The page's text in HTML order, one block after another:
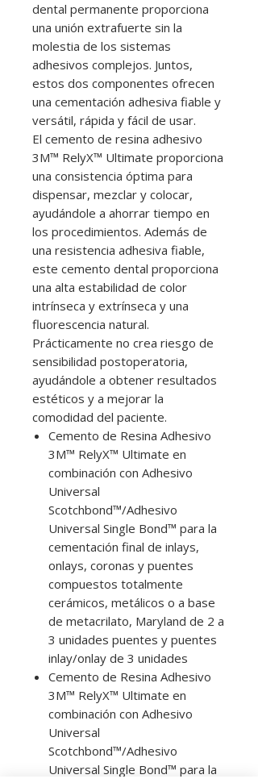
dental permanente proporciona
una unión extrafuerte sin la
molestia de los sistemas
adhesivos complejos. Juntos,
estos dos componentes ofrecen
una cementación adhesiva fiable y
versátil, rápida y fácil de usar.
El cemento de resina adhesivo
3M™ RelyX™ Ultimate proporciona
una consistencia óptima para
dispensar, mezclar y colocar,
ayudándole a ahorrar tiempo en
los procedimientos. Además de
una resistencia adhesiva fiable,
este cemento dental proporciona
una alta estabilidad de color
intrínseca y extrínseca y una
fluorescencia natural.
Prácticamente no crea riesgo de
sensibilidad postoperatoria,
ayudándole a obtener resultados
estéticos y a mejorar la
comodidad del paciente.
Cemento de Resina Adhesivo
3M™ RelyX™ Ultimate en
combinación con Adhesivo
Universal
Scotchbond™/Adhesivo
Universal Single Bond™ para la
cementación final de inlays,
onlays, coronas y puentes
compuestos totalmente
cerámicos, metálicos o a base
de metacrilato, Maryland de 2 a
3 unidades puentes y puentes
inlay/onlay de 3 unidades
Cemento de Resina Adhesivo
3M™ RelyX™ Ultimate en
combinación con Adhesivo
Universal
Scotchbond™/Adhesivo
Universal Single Bond™ para la